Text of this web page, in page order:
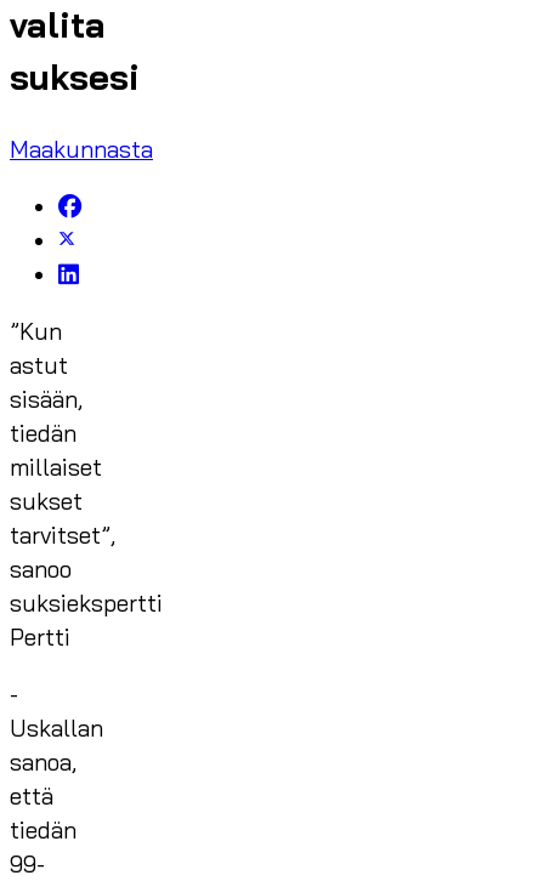
valita
suksesi
Maakunnasta
”Kun
astut
sisään,
tiedän
millaiset
sukset
tarvitset”,
sanoo
suksiekspertti
Pertti
-
Uskallan
sanoa,
että
tiedän
99-